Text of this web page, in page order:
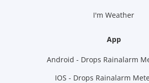
I'm Weather
App
Android - Drops Rainalarm
IOS - Drops Rainalarm